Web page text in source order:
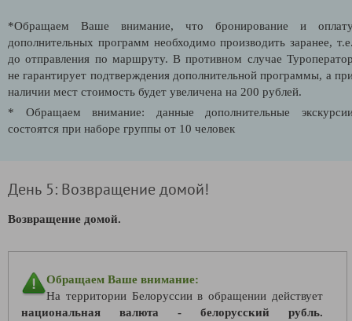
*Обращаем Ваше внимание, что бронирование и
дополнительных программ необходимо производить заранее,
до отправления по маршруту. В противном случае
не гарантирует подтверждения дополнительной программы, а
наличии мест стоимость будет увеличена на 200 рублей.
* Обращаем внимание: данные дополнительные
состоятся при наборе группы от 10 человек
День 5: Возвращение домой!
Возвращение домой.
Обращаем Ваше внимание:
На территории Белоруссии в обращении действует
национальная валюта - белорусский рубль.